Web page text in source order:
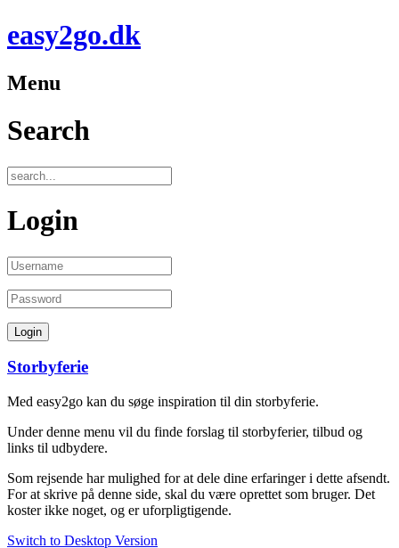
easy2go.dk
Menu
Search
Login
Storbyferie
Med easy2go kan du søge inspiration til din storbyferie.
Under denne menu vil du finde forslag til storbyferier, tilbud og
links til udbydere.
Som rejsende har mulighed for at dele dine erfaringer i dette afsendt.
For at skrive på denne side, skal du være oprettet som bruger. Det
koster ikke noget, og er uforpligtigende.
Switch to Desktop Version